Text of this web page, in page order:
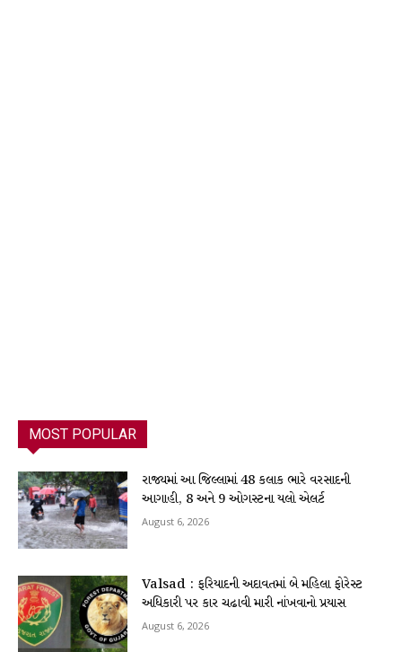
MOST POPULAR
રાજ્યમાં આ જિલ્લામાં 48 કલાક ભારે વરસાદની
આગાહી, 8 અને 9 ઓગસ્ટના યલો એલર્ટ
August 6, 2026
Valsad : ફરિયાદની અદાવતમાં બે મહિલા ફોરેસ્ટ
અધિકારી પર કાર ચઢાવી મારી નાંખવાનો પ્રયાસ
August 6, 2026